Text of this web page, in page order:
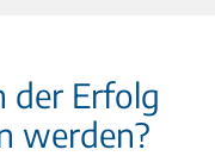
der Erfolg
werden?